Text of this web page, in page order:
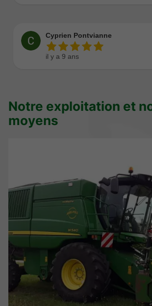
Notre exploitation et
moyens